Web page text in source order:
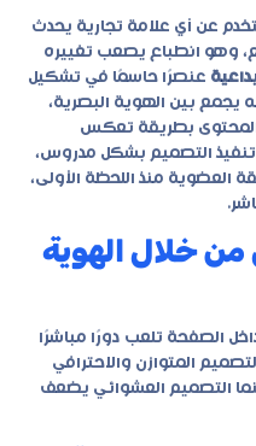
عن أي علامة تجارية يحدث
وهو انطباع يصعب تغييره
عنصرًا حاسمًا في تشكيل
يجمع بين الهوية البصرية،
بطريقة تعكس
تنفيذ التصميم بشكل مدروس،
العضوية منذ اللحظة الأولى،
من خلال الهوية
الصفحة تلعب دورًا مباشرًا
المتوازن والاحترافي
التصميم العشوائي يضعف